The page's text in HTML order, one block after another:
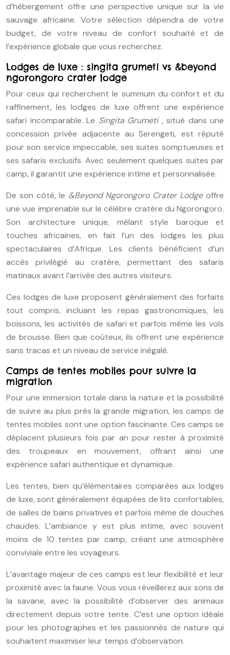
d’hébergement offre une perspective unique sur la vie
sauvage africaine. Votre sélection dépendra de votre
budget, de votre niveau de confort souhaité et de
l’expérience globale que vous recherchez.
Lodges de luxe : singita grumeti vs &beyond
ngorongoro crater lodge
Pour ceux qui recherchent le summum du confort et du
raffinement, les lodges de luxe offrent une expérience
safari incomparable. Le Singita Grumeti , situé dans une
concession privée adjacente au Serengeti, est réputé
pour son service impeccable, ses suites somptueuses et
ses safaris exclusifs. Avec seulement quelques suites par
camp, il garantit une expérience intime et personnalisée.
De son côté, le &Beyond Ngorongoro Crater Lodge offre
une vue imprenable sur le célèbre cratère du Ngorongoro.
Son architecture unique, mêlant style baroque et
touches africaines, en fait l’un des lodges les plus
spectaculaires d’Afrique. Les clients bénéficient d’un
accès privilégié au cratère, permettant des safaris
matinaux avant l’arrivée des autres visiteurs.
Ces lodges de luxe proposent généralement des forfaits
tout compris, incluant les repas gastronomiques, les
boissons, les activités de safari et parfois même les vols
de brousse. Bien que coûteux, ils offrent une expérience
sans tracas et un niveau de service inégalé.
Camps de tentes mobiles pour suivre la
migration
Pour une immersion totale dans la nature et la possibilité
de suivre au plus près la grande migration, les camps de
tentes mobiles sont une option fascinante. Ces camps se
déplacent plusieurs fois par an pour rester à proximité
des troupeaux en mouvement, offrant ainsi une
expérience safari authentique et dynamique.
Les tentes, bien qu’élémentaires comparées aux lodges
de luxe, sont généralement équipées de lits confortables,
de salles de bains privatives et parfois même de douches
chaudes. L’ambiance y est plus intime, avec souvent
moins de 10 tentes par camp, créant une atmosphère
conviviale entre les voyageurs.
L’avantage majeur de ces camps est leur flexibilité et leur
proximité avec la faune. Vous vous réveillerez aux sons de
la savane, avec la possibilité d’observer des animaux
directement depuis votre tente. C’est une option idéale
pour les photographes et les passionnés de nature qui
souhaitent maximiser leur temps d’observation.